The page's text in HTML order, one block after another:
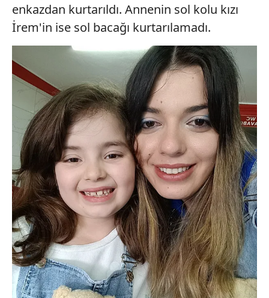
enkazdan kurtarıldı. Annenin sol kolu kızı
İrem'in ise sol bacağı kurtarılamadı.